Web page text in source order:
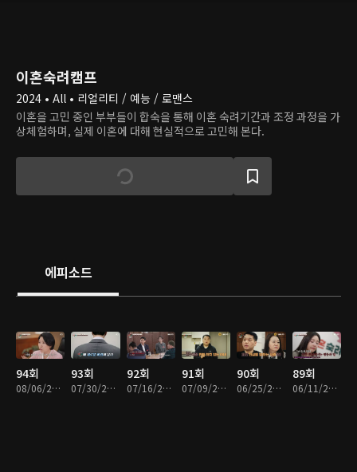
이혼숙려캠프
2024 • All • 리얼리티 / 예능 / 로맨스
이혼을 고민 중인 부부들이 합숙을 통해 이혼 숙려기간과 조정 과정을 가
상체험하며, 실제 이혼에 대해 현실적으로 고민해 본다.
에피소드
94회
08/06/2026 • 1시간 41분
93회
07/30/2026 • 1시간 44분
92회
07/16/2026 • 1시간 42분
91회
07/09/2026 • 1시간 36분
90회
06/25/2026 • 1시간 43분
89회
06/11/2026 • 1시간 40분